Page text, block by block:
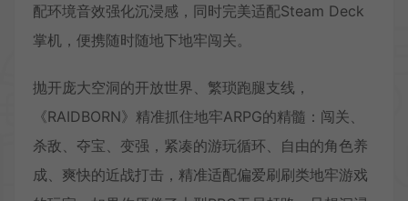
配环境音效强化沉浸感，同时完美适配Steam Deck
掌机，便携随时随地下地牢闯关。
抛开庞大空洞的开放世界、繁琐跑腿支线，
《RAIDBORN》精准抓住地牢ARPG的精髓：闯关、
杀敌、夺宝、变强，紧凑的游玩循环、自由的角色养
成、爽快的近战打击，精准适配偏爱刷刷类地牢游戏